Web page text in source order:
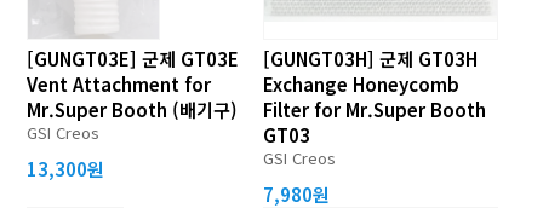
[GUNGT03E] 군제 GT03E
Vent Attachment for
Mr.Super Booth (배기구)
GSI Creos
13,300원
[GUNGT03H] 군제 GT03H
Exchange Honeycomb
Filter for Mr.Super Booth
GT03
GSI Creos
7,980원